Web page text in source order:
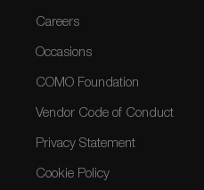
Careers
Occasions
COMO Foundation
Vendor Code of Conduct
Privacy Statement
Cookie Policy